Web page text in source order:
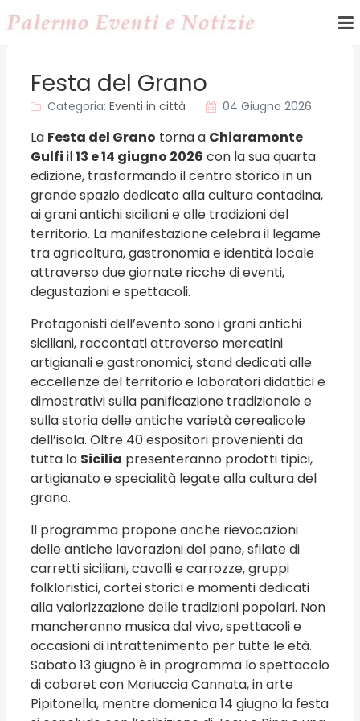
Festa del Grano
Categoria: Eventi in città 04 Giugno 2026
La Festa del Grano torna a Chiaramonte
Gulfi il13 e 14 giugno 2026 con la sua quarta
edizione, trasformando il centro storico in un
grande spazio dedicato alla cultura contadina,
ai grani antichi siciliani e alle tradizioni del
territorio. La manifestazione celebra il legame
tra agricoltura, gastronomia e identità locale
attraverso due giornate ricche di eventi,
degustazioni e spettacoli.
Protagonisti dell’evento sono i grani antichi
siciliani, raccontati attraverso mercatini
artigianali e gastronomici, stand dedicati alle
eccellenze del territorio e laboratori didattici e
dimostrativi sulla panificazione tradizionale e
sulla storia delle antiche varietà cerealicole
dell’isola. Oltre 40 espositori provenienti da
tutta la Sicilia presenteranno prodotti tipici,
artigianato e specialità legate alla cultura del
grano.
Il programma propone anche rievocazioni
delle antiche lavorazioni del pane, sfilate di
carretti siciliani, cavalli e carrozze, gruppi
folkloristici, cortei storici e momenti dedicati
alla valorizzazione delle tradizioni popolari. Non
mancheranno musica dal vivo, spettacoli e
occasioni di intrattenimento per tutte le età.
Sabato 13 giugno è in programma lo spettacolo
di cabaret con Mariuccia Cannata, in arte
Pipitonella, mentre domenica 14 giugno la festa